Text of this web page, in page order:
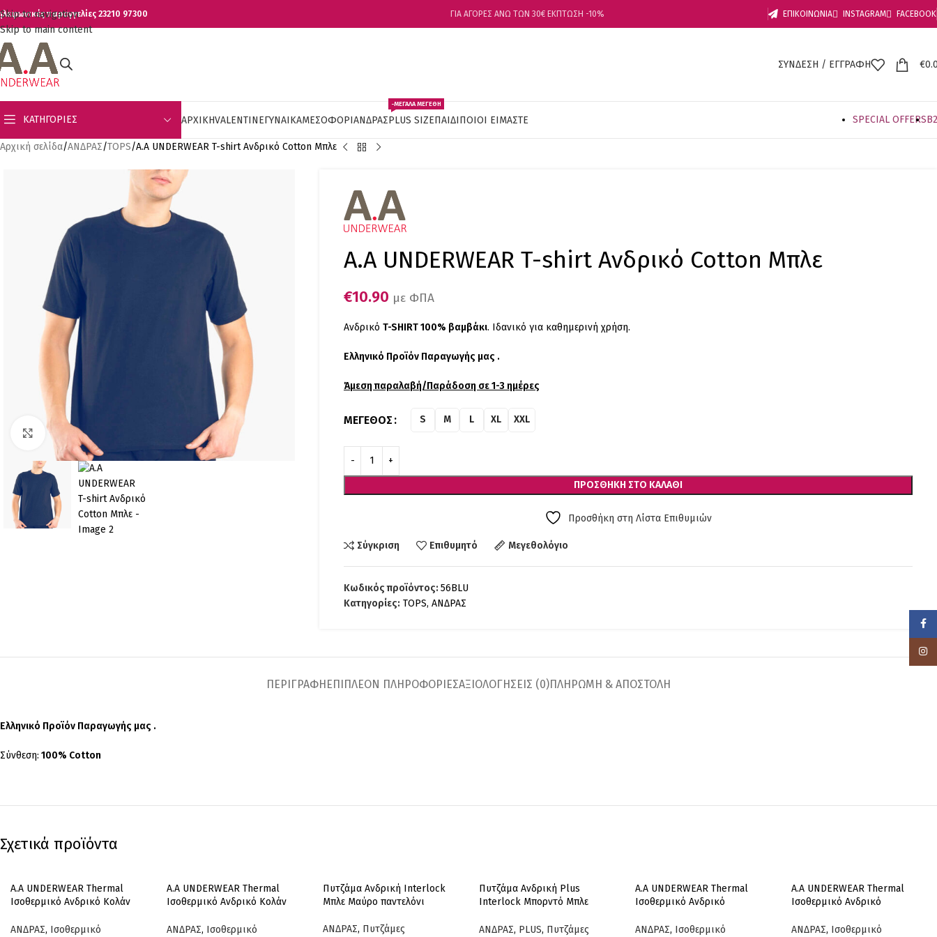
Skip to navigation
Skip to main content
παραγγελίες 23210 97300 ΓΙΑ ΑΓΟΡΕΣ ΑΝΩ ΤΩΝ 30€ ΕΚΠΤΩΣΗ -10% ΕΠΙΚΟΙΝΩΝΙΑ INSTAGRAM FACEBOOK
ΣΥΝΔΕΣΗ / ΕΓΓΡΑΦΗ €
ΚΑΤΗΓΟΡΊΕΣ ΑΡΧΙΚΗVALENTINEΓΥΝΑΙΚΑΜΕΣΟΦΟΡΙΑΝΔΡΑΣPLUS SIZE
-ΜΕΓΑΛΑ ΜΕΓΕΘΗ
ΠΑΙΔΙΠΟΙΟΙ ΕΙΜΑΣΤΕ SPECIAL OFFERS
Αρχική σελίδα ΑΝΔΡΑΣ TOPS Α.A UNDERWEAR T-shirt Ανδρικό Cotton Μπλε
Click to enlarge
Α.A UNDERWEAR T-shirt Ανδρικό Cotton Μπλε
€10.90 με ΦΠΑ
Ανδρικό T-SHIRT 100% βαμβάκι. Ιδανικό για καθημερινή χρήση.
Ελληνικό Προϊόν Παραγωγής μας .
Άμεση παραλαβή/Παράδοση σε 1-3 ημέρες
ΜΈΓΕΘΟΣ S M L XL XXL
ΠΡΟΣΘΉΚΗ ΣΤΟ ΚΑΛΆΘΙ
Προσθήκη στη Λίστα Επιθυμιών
Σύγκριση Επιθυμητό Μεγεθολόγιο
Κωδικός προϊόντος: 56BLU
Κατηγορίες: TOPS, ΑΝΔΡΑΣ
ΠΕΡΙΓΡΑΦΉΕΠΙΠΛΈΟΝ ΠΛΗΡΟΦΟΡΊΕΣΑΞΙΟΛΟΓΉΣΕΙΣ (0)ΠΛΗΡΩΜΗ & ΑΠΟΣΤΟΛΗ
Ελληνικό Προϊόν Παραγωγής μας .
Σύνθεση: 100% Cotton
Σχετικά προϊόντα
Α.A UNDERWEAR Thermal
Ισοθερμικό Ανδρικό Κολάν
ΑΝΔΡΑΣ, Ισοθερμικό
Α.A UNDERWEAR Thermal
Ισοθερμικό Ανδρικό Κολάν
ΑΝΔΡΑΣ, Ισοθερμικό
Πυτζάμα Ανδρική Interlock
Μπλε Μαύρο παντελόνι
ΑΝΔΡΑΣ, Πυτζάμες
Πυτζάμα Ανδρική Plus
Interlock Μπορντό Μπλε
ΑΝΔΡΑΣ, PLUS, Πυτζάμες
Α.A UNDERWEAR Thermal
Ισοθερμικό Ανδρικό
ΑΝΔΡΑΣ, Ισοθερμικό
Α.A UNDERWEAR Thermal
Ισοθερμικό Ανδρικό
ΑΝΔΡΑΣ, Ισοθερμικό